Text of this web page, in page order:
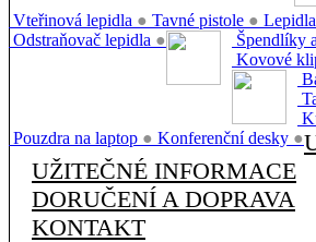
Vteřinová lepidla ● Tavné pistole ●
Odstraňovač lepidla ● Špendlíky
Kovové
Pouzdra na laptop ● Konferenční desky ●
UŽITEČNÉ INFORMACE
DORUČENÍ A DOPRAVA
KONTAKT